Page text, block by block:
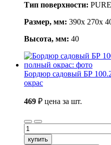
Тип поверхности: PURE
Размер, мм: 390x 270x
Высота, мм: 40
Бордюр садовый БР
окрас
469 ₽ цена за шт.
купить